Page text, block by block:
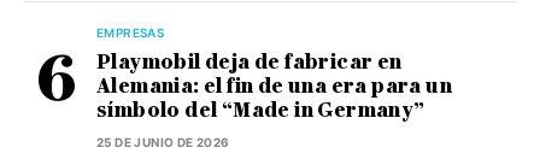
EMPRESAS
Playmobil deja de fabricar en
Alemania: el fin de una era para un
símbolo del “Made in Germany”
25 DE JUNIO DE 2026